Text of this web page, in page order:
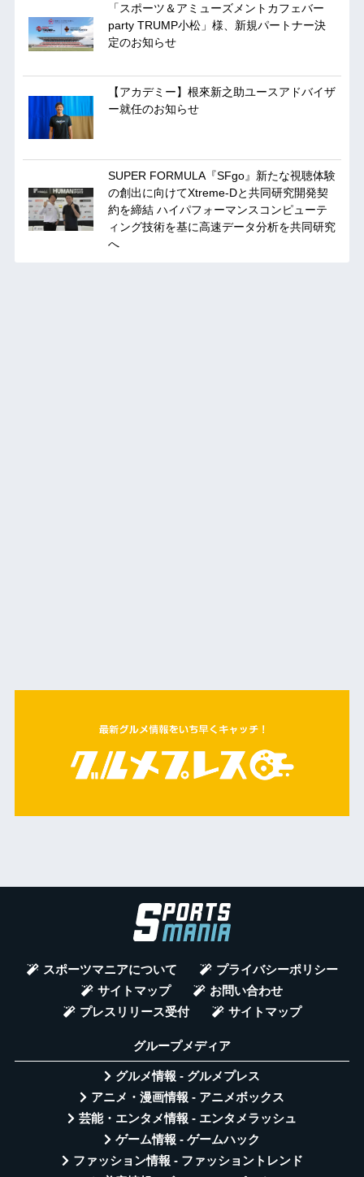
「スポーツ＆アミューズメントカフェバー
party TRUMP小松」様、新規パートナー決
定のお知らせ
【アカデミー】根來新之助ユースアドバイザ
ー就任のお知らせ
SUPER FORMULA『SFgo』新たな視聴体験
の創出に向けてXtreme-Dと共同研究開発契
約を締結 ハイパフォーマンスコンピューテ
ィング技術を基に⾼速データ分析を共同研究
へ
スポーツマニアについて
プライバシーポリシー
サイトマップ
お問い合わせ
プレスリリース受付
サイトマップ
グループメディア
グルメ情報 - グルメプレス
アニメ・漫画情報 - アニメボックス
芸能・エンタメ情報 - エンタメラッシュ
ゲーム情報 - ゲームハック
ファッション情報 - ファッショントレンド